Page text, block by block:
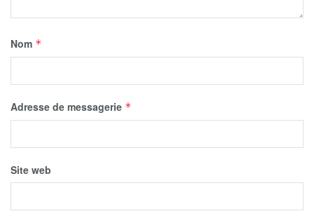
Nom *
Adresse de messagerie *
Site web